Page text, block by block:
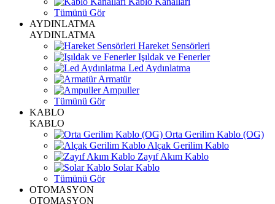
Tümünü Gör
AYDINLATMA
AYDINLATMA
Hareket Sensörleri
Işıldak ve Fenerler
Led Aydınlatma
Armatür
Ampuller
Tümünü Gör
KABLO
KABLO
Orta Gerilim Kablo (OG)
Alçak Gerilim Kablo
Zayıf Akım Kablo
Solar Kablo
Tümünü Gör
OTOMASYON
OTOMASYON